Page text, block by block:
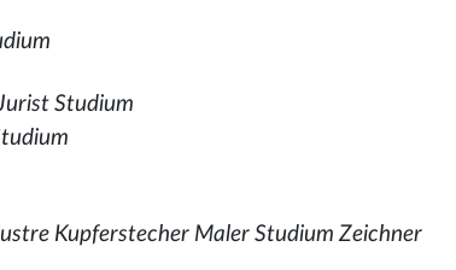
Studium
Kupferstecher Maler Studium Zeichner